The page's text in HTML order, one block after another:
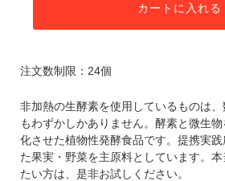
カートに入れる
注文数制限：24個
非加熱の生酵素を使用しているものは
もわずかしかありません。酵素と微生
化させた植物性発酵食品です。提携実
た果実・野菜を主原料としています。
たい方は、是非お試しください。